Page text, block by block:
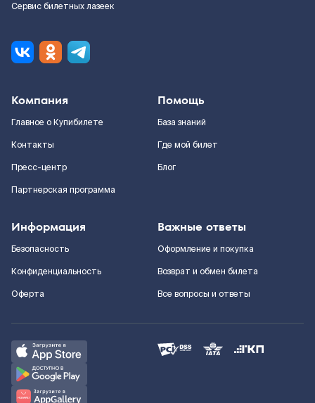
Сервис билетных лазеек
Компания
Главное о Купибилете
Контакты
Пресс-центр
Партнерская программа
Помощь
База знаний
Где мой билет
Блог
Информация
Безопасность
Конфиденциальность
Оферта
Важные ответы
Оформление и покупка
Возврат и обмен билета
Все вопросы и ответы